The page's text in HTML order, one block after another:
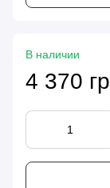
В наличии
4 370